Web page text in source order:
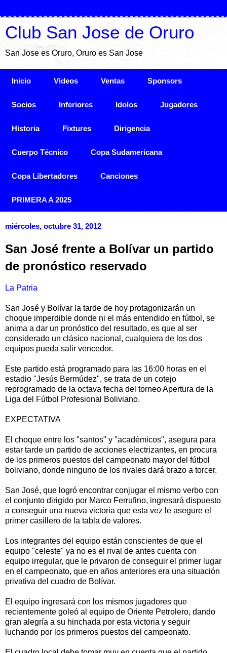
Club San Jose de Oruro
San Jose es Oruro, Oruro es San Jose
Inicio Videos Ventas Sponsors
Socios Inferiores Idolos Jugadores
Historia Fixtures Dirigencia
Cuerpo Técnico Copa Sudamericana
Copa Libertadores Canciones
PRIMERA A 2025
miércoles, octubre 31, 2012
San José frente a Bolívar un partido
de pronóstico reservado
La Patria
San José y Bolívar la tarde de hoy protagonizarán un
choque imperdible donde ni el más entendido en fútbol, se
anima a dar un pronóstico del resultado, es que al ser
considerado un clásico nacional, cualquiera de los dos
equipos pueda salir vencedor.
Este partido está programado para las 16:00 horas en el
estadio "Jesús Bermúdez", se trata de un cotejo
reprogramado de la octava fecha del torneo Apertura de la
Liga del Fútbol Profesional Boliviano.
EXPECTATIVA
El choque entre los "santos" y "académicos", asegura para
estar tarde un partido de acciones electrizantes, en procura
de los primeros puestos del campeonato mayor del fútbol
boliviano, donde ninguno de los rivales dará brazo a torcer.
San José, que logró encontrar conjugar el mismo verbo con
el conjunto dirigido por Marco Ferrufino, ingresará dispuesto
a conseguir una nueva victoria que esta vez le asegure el
primer casillero de la tabla de valores.
Los integrantes del equipo están conscientes de que el
equipo "celeste" ya no es el rival de antes cuenta con
equipo irregular, que le privaron de conseguir el primer lugar
en el campeonato, que en años anteriores era una situación
privativa del cuadro de Bolívar.
El equipo ingresará con los mismos jugadores que
recientemente goleó al equipo de Oriente Petrolero, dando
gran alegría a su hinchada por esta victoria y seguir
luchando por los primeros puestos del campeonato.